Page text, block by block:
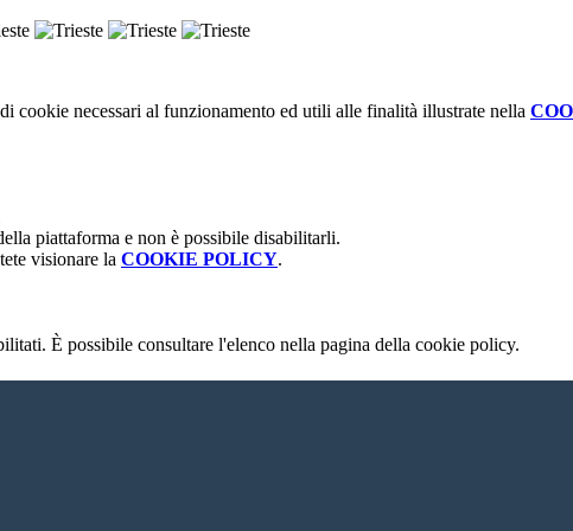
cookie necessari al funzionamento ed utili alle finalità illustrate nella
piattaforma e non è possibile disabilitarli.
visionare la COOKIE POLICY.
È possibile consultare l'elenco nella pagina della cookie policy.